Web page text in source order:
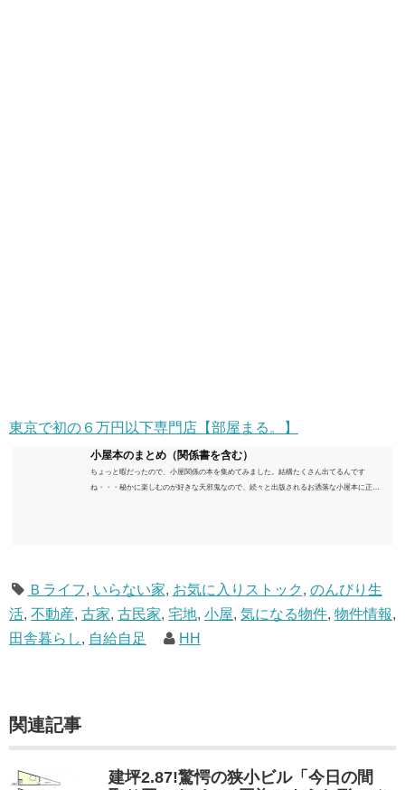
東京で初の６万円以下専門店【部屋まる。】
小屋本のまとめ（関係書を含む）
ちょっと暇だったので、小屋関係の本を集めてみました。結構たくさん出てるんです
ね・・・秘かに楽しむのが好きな天邪鬼なので、続々と出版されるお洒落な小屋本に正直
Ｂライフ, いらない家, お気に入りストック , のんびり生
活, 不動産, 古家, 古民家, 宅地, 小屋, 気になる物件, 物件情報,
田舎暮らし, 自給自足 HH
関連記事
建坪2.87!驚愕の狭小ビル「今日の間